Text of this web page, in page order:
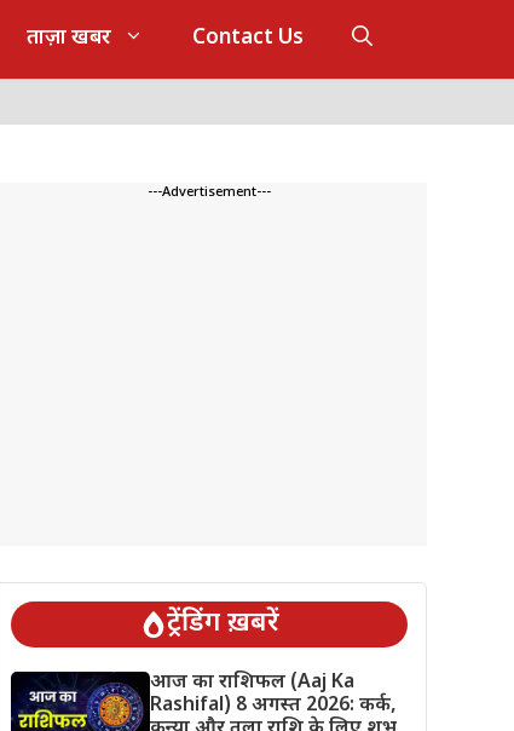
ताज़ा खबर Contact Us
---Advertisement---
ट्रेंडिंग ख़बरें
आज का राशिफल (Aaj Ka
Rashifal) 8 अगस्त 2026: कर्क,